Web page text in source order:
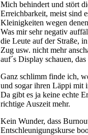
Mich behindert und stört
Erreichbarkeit, meist sind
Kleinigkeiten wegen
Was mir sehr negativ
die Leute auf der Straße,
Zug usw. nicht mehr
auf´s Display schauen,
Ganz schlimm finde ich,
und sogar ihren Läppi mit
Da gibt es ja keine echte
richtige Auszeit mehr.
Kein Wunder, dass
Entschleunigungskurse